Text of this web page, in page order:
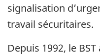
signalisation
travail sécuritaires.
Depuis 1992, le